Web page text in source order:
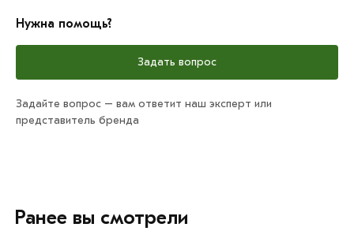
Нужна помощь?
Задать вопрос
Задайте вопрос – вам ответит наш эксперт или
представитель бренда
Ранее вы смотрели